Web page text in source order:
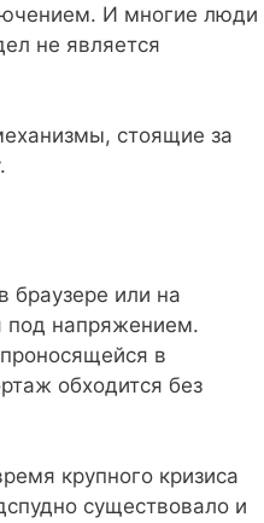
И многие люди
не является
стоящие за
браузере или на
под напряжением.
в
обходится без
крупного кризиса
существовало и